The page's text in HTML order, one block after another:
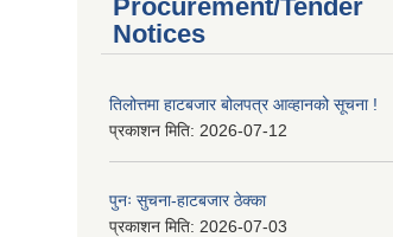
Procurement/Tender
Notices
तिलोत्तमा हाटबजार बोलपत्र आव्हानको सूचना !
प्रकाशन मिति: 2026-07-12
पुनः सुचना-हाटबजार ठेक्का
प्रकाशन मिति: 2026-07-03